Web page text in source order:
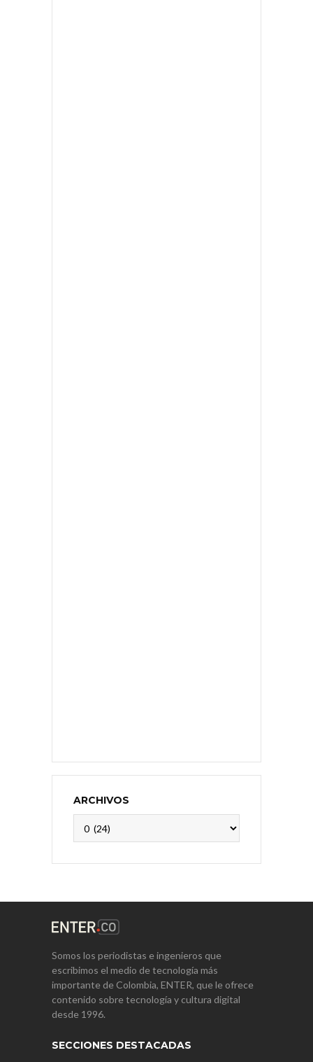
ARCHIVOS
Somos los periodistas e ingenieros que
escribimos el medio de tecnología más
importante de Colombia, ENTER, que le ofrece
contenido sobre tecnología y cultura digital
desde 1996.
SECCIONES DESTACADAS